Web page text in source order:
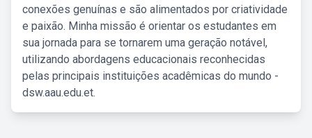
conexões genuínas e são alimentados por criatividade
e paixão. Minha missão é orientar os estudantes em
sua jornada para se tornarem uma geração notável,
utilizando abordagens educacionais reconhecidas
pelas principais instituições acadêmicas do mundo -
dsw.aau.edu.et.